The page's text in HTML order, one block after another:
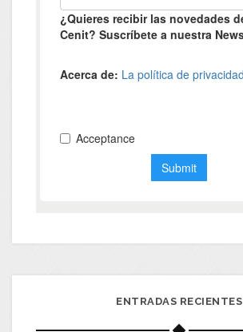
ENTRADAS RECIENTES